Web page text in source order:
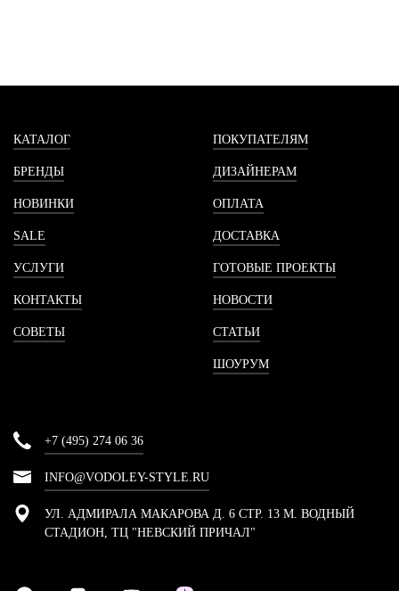
КАТАЛОГ
БРЕНДЫ
НОВИНКИ
SALE
УСЛУГИ
КОНТАКТЫ
СОВЕТЫ
ПОКУПАТЕЛЯМ
ДИЗАЙНЕРАМ
ОПЛАТА
ДОСТАВКА
ГОТОВЫЕ ПРОЕКТЫ
НОВОСТИ
СТАТЬИ
ШОУРУМ
+7 (495) 274 06 36
INFO@VODOLEY-STYLE.RU
УЛ. АДМИРАЛА МАКАРОВА Д. 6 СТР. 13 М. ВОДНЫЙ
СТАДИОН, ТЦ "НЕВСКИЙ ПРИЧАЛ"